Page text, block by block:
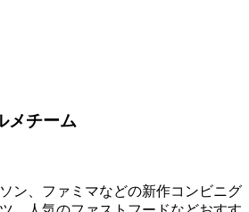
メチーム
ン、ファミマなどの新作コンビニグ